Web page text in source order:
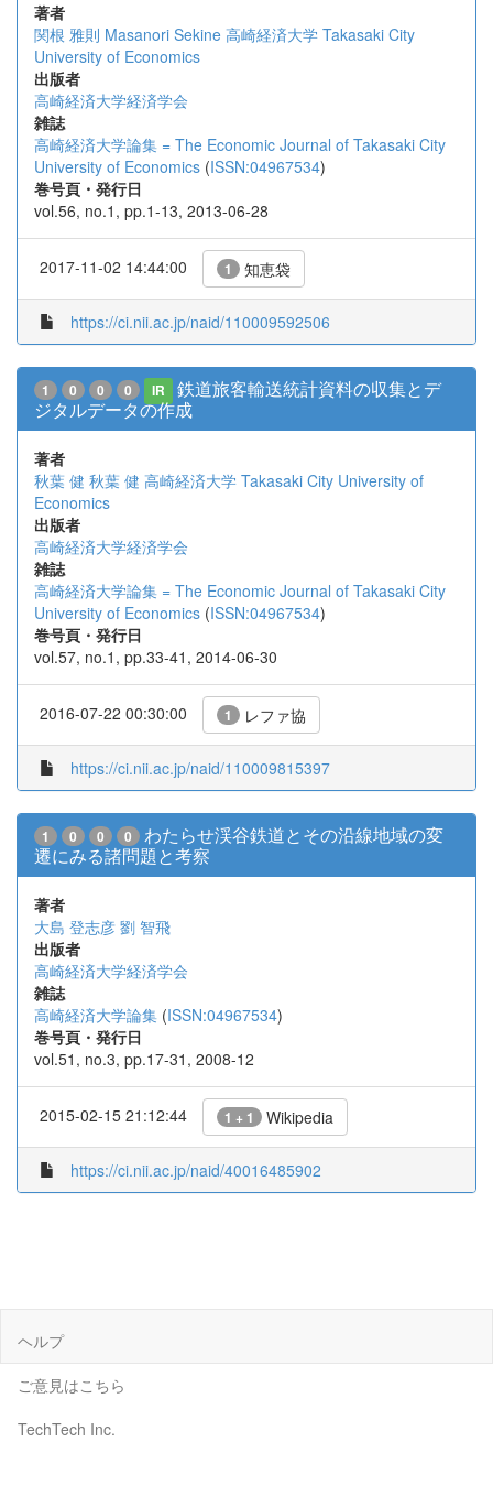
著者
関根 雅則 Masanori Sekine 高崎経済大学 Takasaki City
University of Economics
出版者
高崎経済大学経済学会
雑誌
高崎経済大学論集 = The Economic Journal of Takasaki City
University of Economics (ISSN:04967534)
巻号頁・発行日
vol.56, no.1, pp.1-13, 2013-06-28
2017-11-02 14:44:00 1 知恵袋
https://ci.nii.ac.jp/naid/110009592506
1 0 0 0 IR
鉄道旅客輸送統計資料の収集とデ
ジタルデータの作成
著者
秋葉 健 秋葉 健 高崎経済大学 Takasaki City University of
Economics
出版者
高崎経済大学経済学会
雑誌
高崎経済大学論集 = The Economic Journal of Takasaki City
University of Economics (ISSN:04967534)
巻号頁・発行日
vol.57, no.1, pp.33-41, 2014-06-30
2016-07-22 00:30:00 1 レファ協
https://ci.nii.ac.jp/naid/110009815397
1 0 0 0
わたらせ渓谷鉄道とその沿線地域の変
遷にみる諸問題と考察
著者
大島 登志彦 劉 智飛
出版者
高崎経済大学経済学会
雑誌
高崎経済大学論集 (ISSN:04967534)
巻号頁・発行日
vol.51, no.3, pp.17-31, 2008-12
2015-02-15 21:12:44 1 + 1 Wikipedia
https://ci.nii.ac.jp/naid/40016485902
ヘルプ
ご意見はこちら
TechTech Inc.